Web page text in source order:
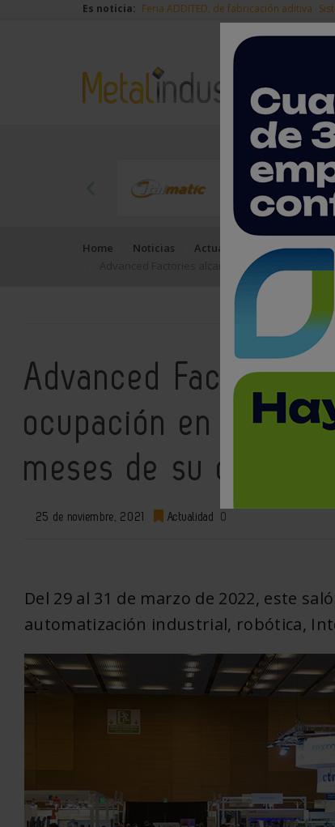
Es noticia: Feria ADDITED, de fabricación aditiva
Home Noticias
Actualidad
Advanced Factories alcanza ya el 89% de
Advanced Factories
ocupación en su
meses de su
25 de noviembre, 2021 Actualidad 0
Del 29 al 31 de marzo de 2022, este
automatización industrial, robótica,